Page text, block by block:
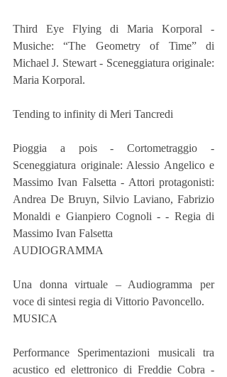
Third Eye Flying di Maria Korporal -
Musiche: “The Geometry of Time” di
Michael J. Stewart - Sceneggiatura originale:
Maria Korporal.
Tending to infinity di Meri Tancredi
Pioggia a pois - Cortometraggio -
Sceneggiatura originale: Alessio Angelico e
Massimo Ivan Falsetta - Attori protagonisti:
Andrea De Bruyn, Silvio Laviano, Fabrizio
Monaldi e Gianpiero Cognoli - - Regia di
Massimo Ivan Falsetta
AUDIOGRAMMA
Una donna virtuale – Audiogramma per
voce di sintesi regia di Vittorio Pavoncello.
MUSICA
Performance Sperimentazioni musicali tra
acustico ed elettronico di Freddie Cobra -